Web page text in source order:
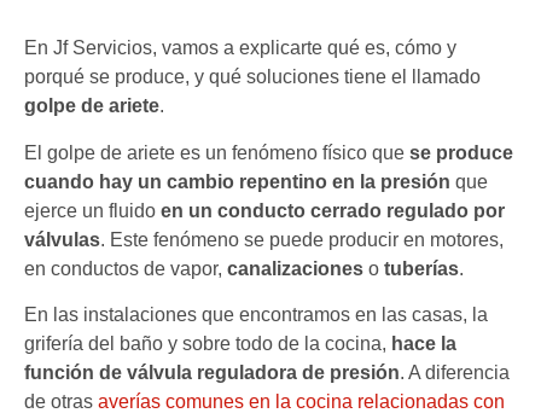
En Jf Servicios, vamos a explicarte qué es, cómo y
porqué se produce, y qué soluciones tiene el llamado
golpe de ariete.
El golpe de ariete es un fenómeno físico que se produce
cuando hay un cambio repentino en la presión que
ejerce un fluido en un conducto cerrado regulado por
válvulas. Este fenómeno se puede producir en motores,
en conductos de vapor, canalizaciones o tuberías.
En las instalaciones que encontramos en las casas, la
grifería del baño y sobre todo de la cocina, hace la
función de válvula reguladora de presión. A diferencia
de otras averías comunes en la cocina relacionadas con